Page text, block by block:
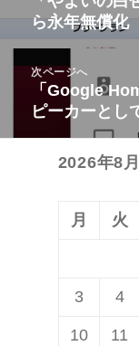
ビ
の
投
稿:
ら永年無償化
次ページへ
次
の
「Google
ピーカーとし
2026年8月
月 火
3 4
10 11